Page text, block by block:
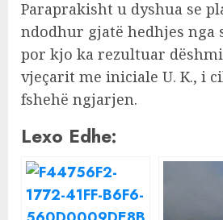
Paraprakisht u dyshua se
ndodhur gjatë hedhjes nga
por kjo ka rezultuar
vjeçarit me iniciale U. K., i
fshehë ngjarjen.
Lexo Edhe: